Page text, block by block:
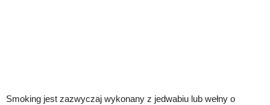
Smoking jest zazwyczaj wykonany z jedwabiu lub wełny o